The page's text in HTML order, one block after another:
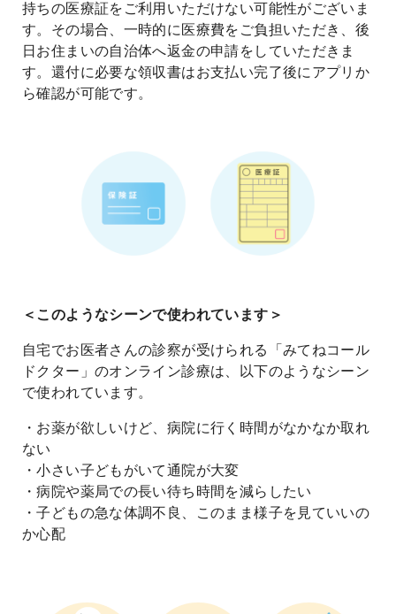
持ちの医療証をご利用いただけない可能性がございま
す。その場合、一時的に医療費をご負担いただき、後
日お住まいの自治体へ返金の申請をしていただきま
す。還付に必要な領収書はお支払い完了後にアプリか
ら確認が可能です。
＜このようなシーンで使われています＞
自宅でお医者さんの診察が受けられる「みてねコール
ドクター」のオンライン診療は、以下のようなシーン
で使われています。
・お薬が欲しいけど、病院に行く時間がなかなか取れ
ない
・小さい子どもがいて通院が大変
・病院や薬局での長い待ち時間を減らしたい
・子どもの急な体調不良、このまま様子を見ていいの
か心配